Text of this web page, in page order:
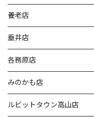
養老店
垂井店
各務原店
みのかも店
ルビットタウン高山店